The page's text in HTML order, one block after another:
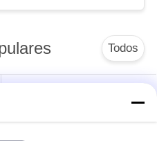
Todos
de la baja tensión